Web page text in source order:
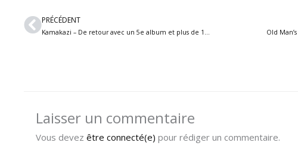
Précédent
PRÉCÉDENT
Laisser un commentaire
Vous devez être connecté(e) pour rédiger un commentaire.